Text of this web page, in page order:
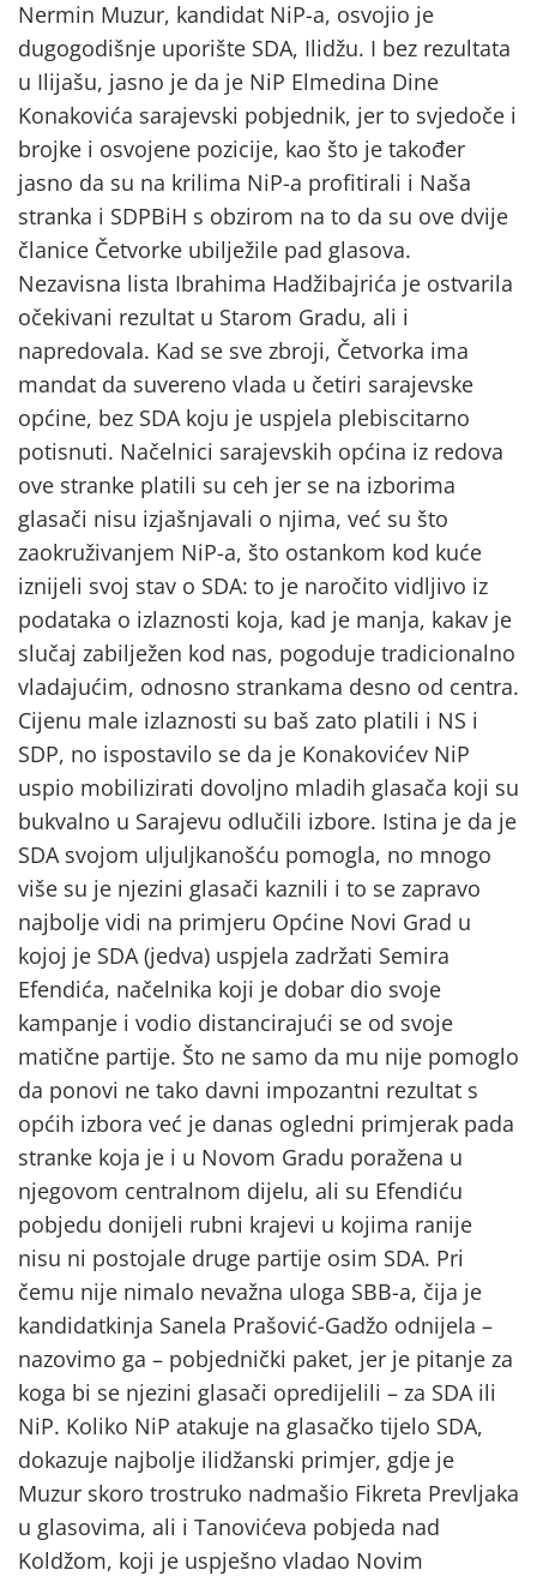
Nermin Muzur, kandidat NiP-a, osvojio je
dugogodišnje uporište SDA, Ilidžu. I bez rezultata
u Ilijašu, jasno je da je NiP Elmedina Dine
Konakovića sarajevski pobjednik, jer to svjedoče i
brojke i osvojene pozicije, kao što je također
jasno da su na krilima NiP-a profitirali i Naša
stranka i SDPBiH s obzirom na to da su ove dvije
članice Četvorke ubilježile pad glasova.
Nezavisna lista Ibrahima Hadžibajrića je ostvarila
očekivani rezultat u Starom Gradu, ali i
napredovala. Kad se sve zbroji, Četvorka ima
mandat da suvereno vlada u četiri sarajevske
općine, bez SDA koju je uspjela plebiscitarno
potisnuti. Načelnici sarajevskih općina iz redova
ove stranke platili su ceh jer se na izborima
glasači nisu izjašnjavali o njima, već su što
zaokruživanjem NiP-a, što ostankom kod kuće
iznijeli svoj stav o SDA: to je naročito vidljivo iz
podataka o izlaznosti koja, kad je manja, kakav je
slučaj zabilježen kod nas, pogoduje tradicionalno
vladajućim, odnosno strankama desno od centra.
Cijenu male izlaznosti su baš zato platili i NS i
SDP, no ispostavilo se da je Konakovićev NiP
uspio mobilizirati dovoljno mladih glasača koji su
bukvalno u Sarajevu odlučili izbore. Istina je da je
SDA svojom uljuljkanošću pomogla, no mnogo
više su je njezini glasači kaznili i to se zapravo
najbolje vidi na primjeru Općine Novi Grad u
kojoj je SDA (jedva) uspjela zadržati Semira
Efendića, načelnika koji je dobar dio svoje
kampanje i vodio distancirajući se od svoje
matične partije. Što ne samo da mu nije pomoglo
da ponovi ne tako davni impozantni rezultat s
općih izbora već je danas ogledni primjerak pada
stranke koja je i u Novom Gradu poražena u
njegovom centralnom dijelu, ali su Efendiću
pobjedu donijeli rubni krajevi u kojima ranije
nisu ni postojale druge partije osim SDA. Pri
čemu nije nimalo nevažna uloga SBB-a, čija je
kandidatkinja Sanela Prašović-Gadžo odnijela –
nazovimo ga – pobjednički paket, jer je pitanje za
koga bi se njezini glasači opredijelili – za SDA ili
NiP. Koliko NiP atakuje na glasačko tijelo SDA,
dokazuje najbolje ilidžanski primjer, gdje je
Muzur skoro trostruko nadmašio Fikreta Prevljaka
u glasovima, ali i Tanovićeva pobjeda nad
Koldžom, koji je uspješno vladao Novim